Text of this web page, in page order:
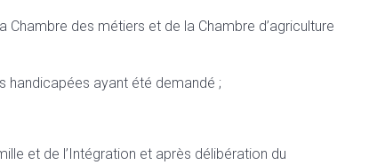
Chambre des métiers et de la Chambre d’agriculture
handicapées ayant été demandé ;
et de l’Intégration et après délibération du